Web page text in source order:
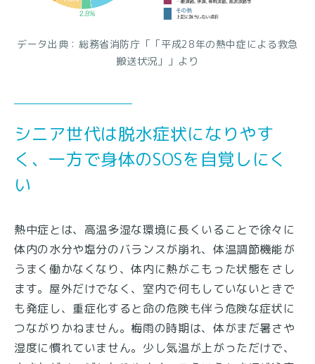
データ出典：総務省消防庁「「平成28年の熱中症による救急
搬送状況」」より
シニア世代は脱水症状になりやす
く、一方で身体のSOSを自覚しにく
い
熱中症とは、高温多湿な環境に長くいることで徐々に
体内の水分や塩分のバランスが崩れ、体温調節機能が
うまく働かなくなり、体内に熱がこもった状態をさし
ます。屋外だけでなく、室内で何もしていないときで
も発症し、重症化すると命の危険も伴う危険な症状に
つながりかねません。梅雨の時期は、体がまだ暑さや
湿度に慣れていません。少し気温が上がっただけで、